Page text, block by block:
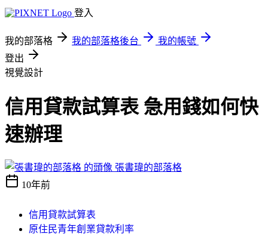
登入
我的部落格 我的部落格後台
我的帳號
登出
視覺設計
信用貸款試算表 急用錢如何快
速辦理
張書瑋的部落格
10年前
信用貸款試算表
原住民青年創業貸款利率